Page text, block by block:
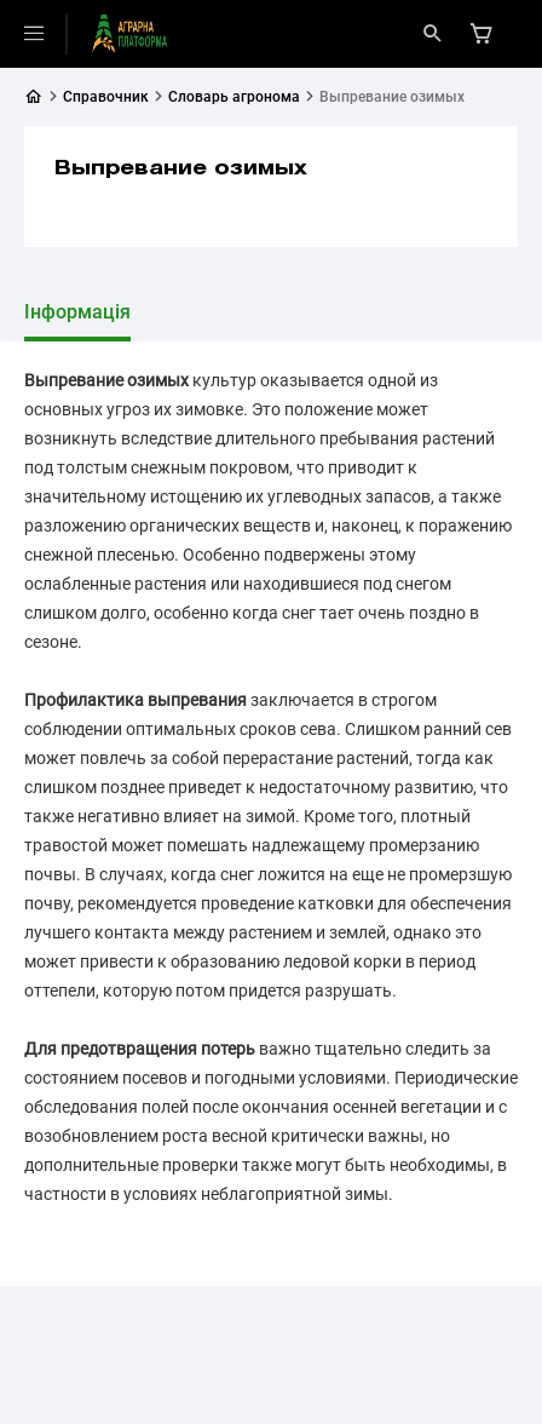
Справочник Словарь агронома Выпревание озимых
Выпревание озимых
Інформація
Выпревание озимых культур оказывается одной из
основных угроз их зимовке. Это положение может
возникнуть вследствие длительного пребывания растений
под толстым снежным покровом, что приводит к
значительному истощению их углеводных запасов, а также
разложению органических веществ и, наконец, к поражению
снежной плесенью. Особенно подвержены этому
ослабленные растения или находившиеся под снегом
слишком долго, особенно когда снег тает очень поздно в
сезоне.
Профилактика выпреваниязаключается в строгом
соблюдении оптимальных сроков сева. Слишком ранний сев
может повлечь за собой перерастание растений, тогда как
слишком позднее приведет к недостаточному развитию, что
также негативно влияет на зимой. Кроме того, плотный
травостой может помешать надлежащему промерзанию
почвы. В случаях, когда снег ложится на еще не промерзшую
почву, рекомендуется проведение катковки для обеспечения
лучшего контакта между растением и землей, однако это
может привести к образованию ледовой корки в период
оттепели, которую потом придется разрушать.
Для предотвращения потерь важно тщательно следить за
состоянием посевов и погодными условиями. Периодические
обследования полей после окончания осенней вегетации и с
возобновлением роста весной критически важны, но
дополнительные проверки также могут быть необходимы, в
частности в условиях неблагоприятной зимы.